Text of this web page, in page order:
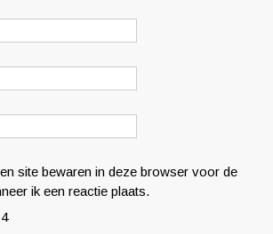
site bewaren in deze browser voor de
ik een reactie plaats.